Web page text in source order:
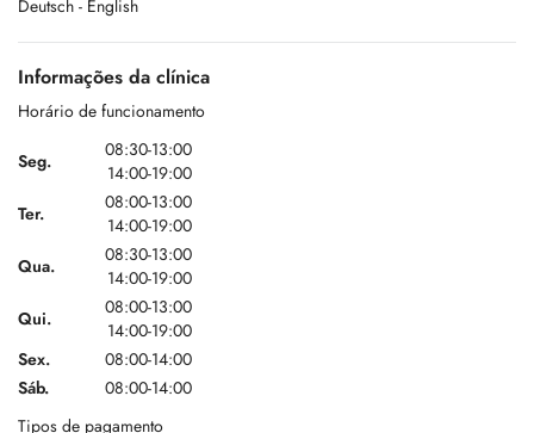
Deutsch - English
Informações da clínica
Horário de funcionamento
Seg.
08:30-13:00
14:00-19:00
Ter.
08:00-13:00
14:00-19:00
Qua.
08:30-13:00
14:00-19:00
Qui.
08:00-13:00
14:00-19:00
Sex.
08:00-14:00
Sáb.
08:00-14:00
Tipos de pagamento